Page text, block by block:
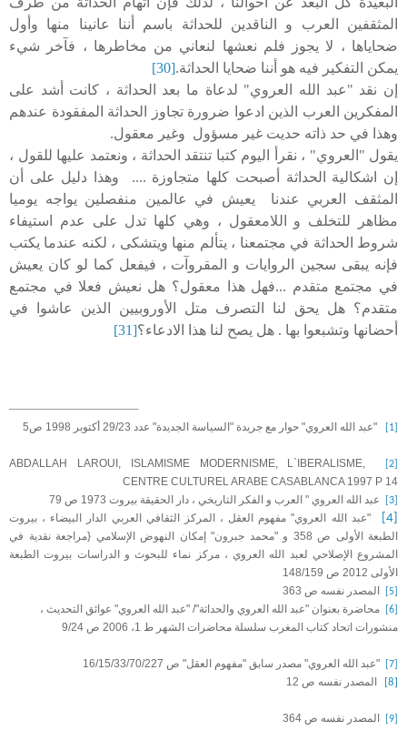
المثقفين العرب و الناقدين للحداثة باسم أننا عانينا منها وأول
ضحاياها ، لا يجوز فلم نعشها لنعاني من مخاطرها ، فآخر شيء
يمكن التفكير فيه هو أننا ضحايا الحداثة.[30]
إن نقد "عبد الله العروي" لدعاة ما بعد الحداثة ، كانت أشد على
المفكرين العرب الذين ادعوا ضرورة تجاوز الحداثة المفقودة عندهم
وهذا في حد ذاته حديت غير مسؤول وغير معقول.
يقول "العروي" ، نقرأ اليوم كتبا تنتقد الحداثة ، ونعتمد عليها للقول ،
إن اشكالية الحداثة أصبحت كلها متجاوزة .... وهذا دليل على أن
المثقف العربي عندنا يعيش في عالمين منفصلين يواجه يوميا
مظاهر للتخلف و اللامعقول ، وهي كلها تدل على عدم استيفاء
شروط الحداثة في مجتمعنا ، يتألم منها ويتشكى ، لكنه عندما يكتب
فإنه يبقى سجين الروايات و المقروآت ، فيفعل كما لو كان يعيش
في مجتمع متقدم ...فهل هذا معقول؟ هل نعيش فعلا في مجتمع
متقدم؟ هل يحق لنا التصرف متل الأوروبيين الذين عاشوا في
أحضانها وتشبعوا بها . هل يصح لنا هذا الادعاء؟[31]
[1] "عبد الله العروي" حوار مع جريدة "السياسة الجديدة" عدد 29/23 أكتوبر 1998 ص5
ABDALLAH LAROUI, ISLAMISME MODERNISME, L`IBERALISME,
CENTRE CULTUREL ARABE CASABLANCA 1997 P 14
[3] عبد الله العروي " العرب و الفكر التاريخي ، دار الحقيقة بيروت 1973 ص 79
[4]
"عبد الله العروي" مفهوم العقل ، المركز الثقافي العربي الدار البيضاء ، بيروت
الطبعة الأولى ص 358 و "محمد جبرون" إمكان النهوض الإسلامي {مراجعة نقدية في
المشروع الإصلاحي لعبد الله العروي ، مركز نماء للبحوث و الدراسات بيروت الطبعة
الأولى 2012 ص 148/159
[5] المصدر نفسه ص 363
[6]
محاضرة بعنوان "عبد الله العروي والحداثة"/ "عبد الله العروي" عوائق التحديث ،
منشورات اتحاد كتاب المغرب سلسلة محاضرات الشهر ط 1، 2006 ص 9/24
[7] "عبد الله العروي" مصدر سابق "مفهوم العقل" ص 16/15/33/70/227
[8] المصدر نفسه ص 12
[9] المصدر نفسه ص 364